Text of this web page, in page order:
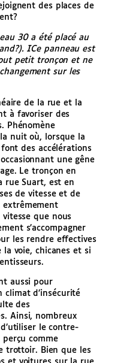
des places de
30 a été placé au
ICe panneau est
petit tronçon et ne
sur les
de la rue et la
à favoriser des
Phénomène
nuit où, lorsque la
des accélérations
une gêne
Le tronçon en
rue Suart, est en
de vitesse et de
extrêmement
vitesse que nous
s’accompagner
les rendre effectives
voie, chicanes et si
aussi pour
climat d’insécurité
des
Ainsi, nombreux
le contre-
perçu comme
trottoir. Bien que les